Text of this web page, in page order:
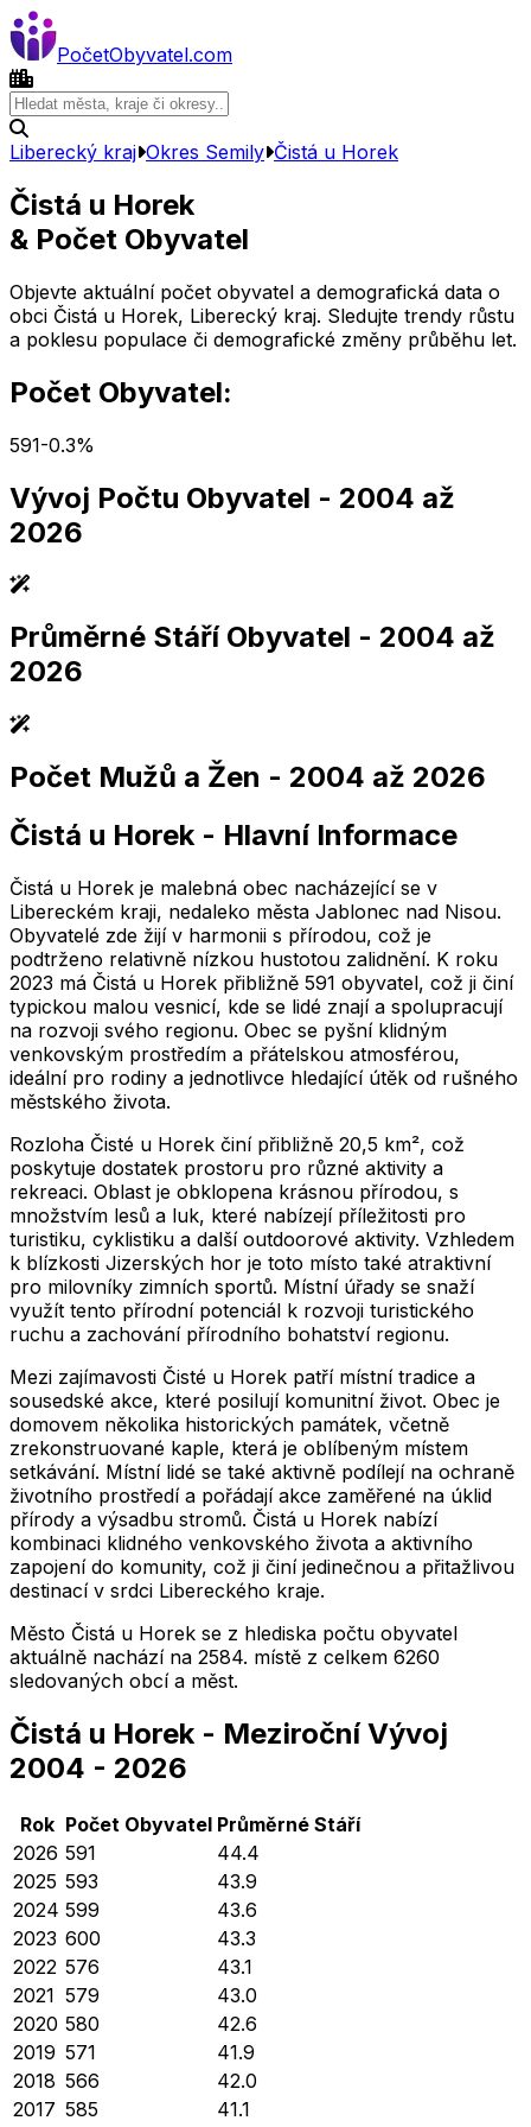
PočetObyvatel.com
Liberecký kraj Okres Semily Čistá u Horek
Čistá u Horek
& Počet Obyvatel
Objevte aktuální počet obyvatel a demografická data o
obci Čistá u Horek, Liberecký kraj. Sledujte trendy růstu
a poklesu populace či demografické změny průběhu let.
Počet Obyvatel:
591-0.3%
Vývoj Počtu Obyvatel - 2004 až
2026
2,005 2,010 2,015 2,020 2,025
2,005 2,010 2,015 2,020 2,025
Průměrné Stáří Obyvatel - 2004 až
2026
2,005 2,010 2,015 2,020 2,025
2,005 2,010 2,015 2,020 2,025
Počet Mužů a Žen - 2004 až 2026
Čistá u Horek- Hlavní Informace
Čistá u Horek je malebná obec nacházející se v
Libereckém kraji, nedaleko města Jablonec nad Nisou.
Obyvatelé zde žijí v harmonii s přírodou, což je
podtrženo relativně nízkou hustotou zalidnění. K roku
2023 má Čistá u Horek přibližně 591 obyvatel, což ji činí
typickou malou vesnicí, kde se lidé znají a spolupracují
na rozvoji svého regionu. Obec se pyšní klidným
venkovským prostředím a přátelskou atmosférou,
ideální pro rodiny a jednotlivce hledající útěk od rušného
městského života.
Rozloha Čisté u Horek činí přibližně 20,5 km², což
poskytuje dostatek prostoru pro různé aktivity a
rekreaci. Oblast je obklopena krásnou přírodou, s
množstvím lesů a luk, které nabízejí příležitosti pro
turistiku, cyklistiku a další outdoorové aktivity. Vzhledem
k blízkosti Jizerských hor je toto místo také atraktivní
pro milovníky zimních sportů. Místní úřady se snaží
využít tento přírodní potenciál k rozvoji turistického
ruchu a zachování přírodního bohatství regionu.
Mezi zajímavosti Čisté u Horek patří místní tradice a
sousedské akce, které posilují komunitní život. Obec je
domovem několika historických památek, včetně
zrekonstruované kaple, která je oblíbeným místem
setkávání. Místní lidé se také aktivně podílejí na ochraně
životního prostředí a pořádají akce zaměřené na úklid
přírody a výsadbu stromů. Čistá u Horek nabízí
kombinaci klidného venkovského života a aktivního
zapojení do komunity, což ji činí jedinečnou a přitažlivou
destinací v srdci Libereckého kraje.
Město Čistá u Horek se z hlediska počtu obyvatel
aktuálně nachází na 2584. místě z celkem 6260
sledovaných obcí a měst.
Čistá u Horek- Meziroční Vývoj
2004 - 2026
Rok Počet Obyvatel Průměrné Stáří
2026 591
44.4
2025 593
43.9
2024 599
43.6
2023 600
43.3
2022 576
43.1
2021 579
43.0
2020 580
42.6
2019 571
41.9
2018 566
42.0
2017 585
41.1